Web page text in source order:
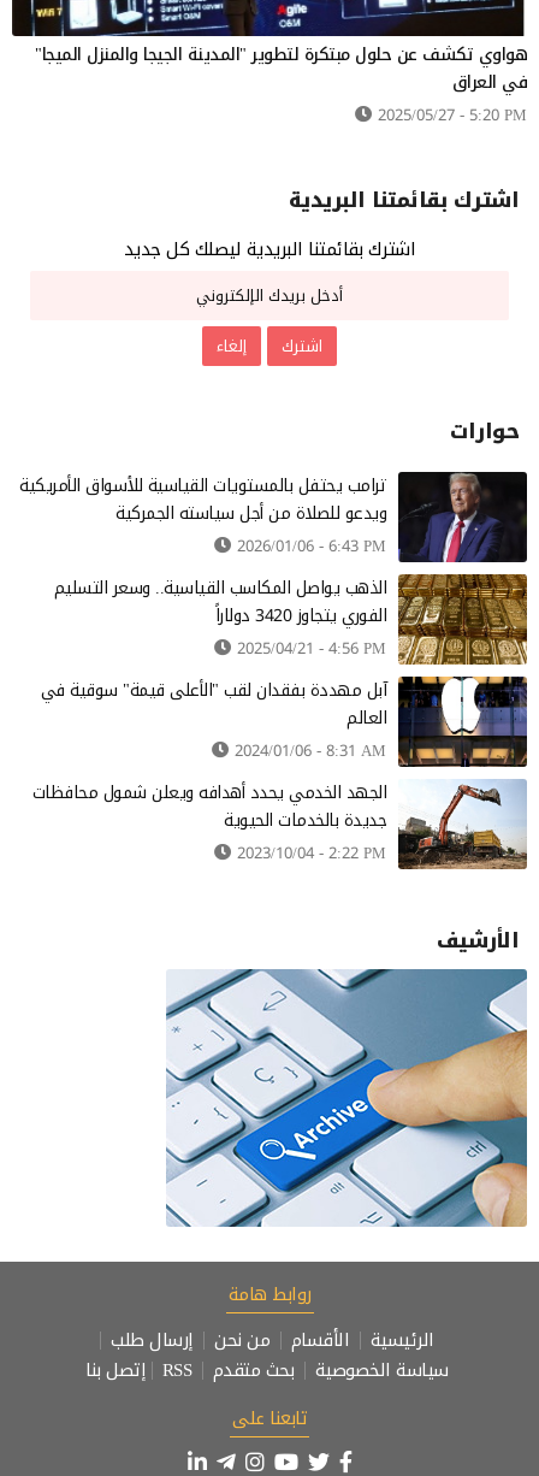
هواوي تكشف عن حلول مبتكرة لتطوير "المدينة الجيجا والمنزل الميجا"
في العراق
2025/05/27 - 5:20 PM
اشترك بقائمتنا البريدية
اشترك بقائمتنا البريدية ليصلك كل جديد
حوارات
ترامب يحتفل بالمستويات القياسية للأسواق الأمريكية
ويدعو للصلاة من أجل سياسته الجمركية
2026/01/06 - 6:43 PM
الذهب يواصل المكاسب القياسية.. وسعر التسليم
الفوري يتجاوز 3420 دولاراً
2025/04/21 - 4:56 PM
آبل مهددة بفقدان لقب "الأعلى قيمة" سوقية في
العالم
2024/01/06 - 8:31 AM
الجهد الخدمي يحدد أهدافه ويعلن شمول محافظات
جديدة بالخدمات الحيوية
2023/10/04 - 2:22 PM
الأرشيف
روابط هامة
الرئيسية
الأقسام من نحن
إرسال طلب
سياسة الخصوصية
بحث متقدم RSS إتصل بنا
تابعنا على